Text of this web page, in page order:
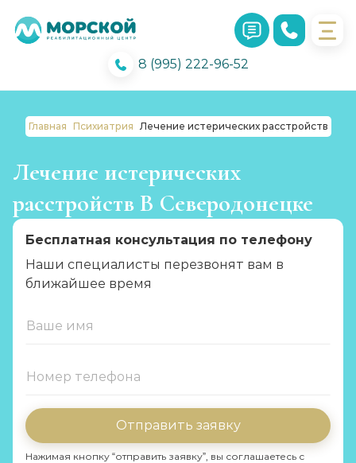
8 (995) 222-96-52
Главная Психиатрия Лечение истерических расстройств
Лечение истерических
расстройств В Северодонецке
Бесплатная консультация по телефону
Наши специалисты перезвонят вам в
ближайшее время
Отправить заявку
Нажимая кнопку “отправить заявку”, вы соглашаетесь с